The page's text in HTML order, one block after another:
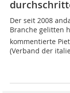
Der seit 2008
Branche gelitten
kommentierte
(Verband der